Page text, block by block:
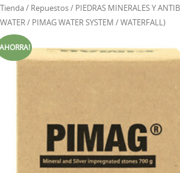
Tienda/ Repuestos/ PIEDRAS MINERALES Y
WATER / PIMAG WATER SYSTEM / WATERFALL)